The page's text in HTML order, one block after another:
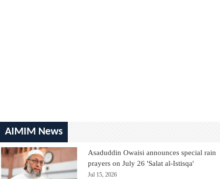
AIMIM News
Asaduddin Owaisi announces special rain
prayers on July 26 'Salat al-Istisqa'
Jul 15, 2026